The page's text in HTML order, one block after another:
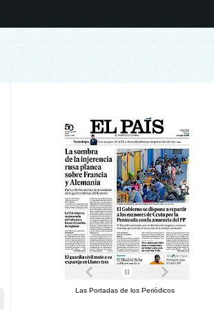
Las Portadas de los Periódicos